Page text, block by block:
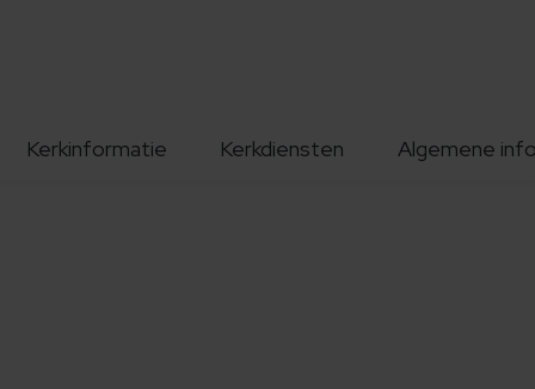
Kerkinformatie Kerkdiensten Algemene